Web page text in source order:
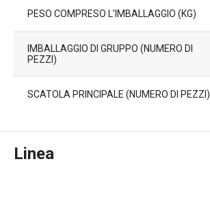
PESO COMPRESO L'IMBALLAGGIO (KG)
IMBALLAGGIO DI GRUPPO (NUMERO DI
PEZZI)
SCATOLA PRINCIPALE (NUMERO DI PEZZI)
Linea